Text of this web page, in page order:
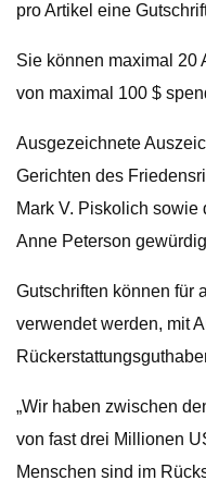
pro Artikel eine
Sie können maximal 20
von maximal 100 $
Ausgezeichnete
Gerichten des
Mark V. Piskolich
Anne Peterson
Gutschriften können für
verwendet werden, mit
„Wir haben zwischen
von fast drei Millionen
Menschen sind im